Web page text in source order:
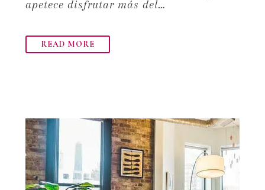
apetece disfrutar más del…
READ MORE